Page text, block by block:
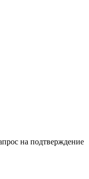
на подтверждение